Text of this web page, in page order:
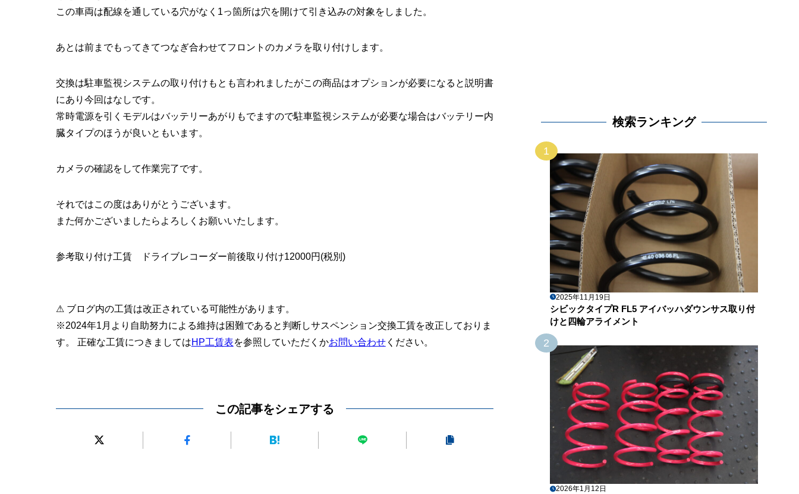
この車両は配線を通している穴がなく1っ箇所は穴を開けて引き込みの対象をしました。
あとは前までもってきてつなぎ合わせてフロントのカメラを取り付けします。
交換は駐車監視システムの取り付けもとも言われましたがこの商品はオプションが必要になると説明書
にあり今回はなしです。
常時電源を引くモデルはバッテリーあがりもでますので駐車監視システムが必要な場合はバッテリー内
臓タイプのほうが良いともいます。
カメラの確認をして作業完了です。
それではこの度はありがとうございます。
また何かございましたらよろしくお願いいたします。
参考取り付け工賃 ドライブレコーダー前後取り付け12000円(税別)
⚠ ブログ内の工賃は改正されている可能性があります。
※2024年1月より自助努力による維持は困難であると判断しサスペンション交換工賃を改正しておりま
す。 正確な工賃につきましてはHP工賃表を参照していただくかお問い合わせください。
この記事をシェアする
検索ランキング
1
2025年11月19日
シビックタイプR FL5 アイバッハダウンサス取り付
けと四輪アライメント
2
2026年1月12日